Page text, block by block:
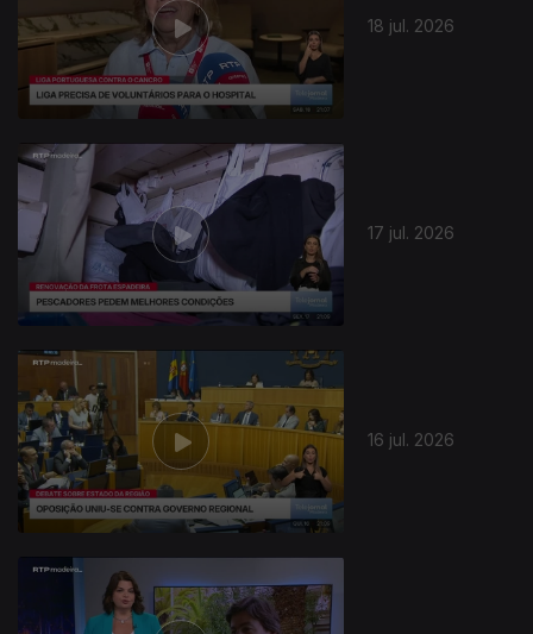
18 jul. 2026
17 jul. 2026
16 jul. 2026